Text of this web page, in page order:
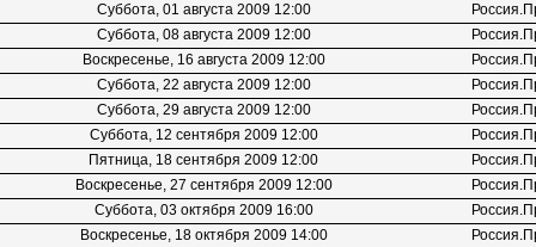
Суббота, 01 августа 2009 12:00
Суббота, 08 августа 2009 12:00
Воскресенье, 16 августа 2009 12:00
Суббота, 22 августа 2009 12:00
Суббота, 29 августа 2009 12:00
Суббота, 12 сентября 2009 12:00
Пятница, 18 сентября 2009 12:00
Воскресенье, 27 сентября 2009 12:00
Суббота, 03 октября 2009 16:00
Воскресенье, 18 октября 2009 14:00